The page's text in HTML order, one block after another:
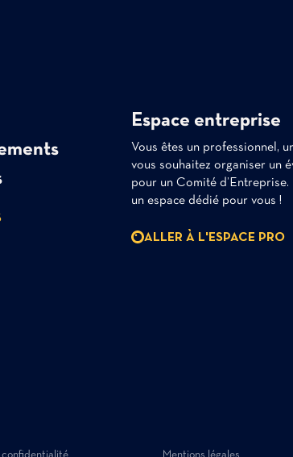
Espace entreprise
Vous êtes un professionnel,
vous souhaitez organiser un
pour un Comité d’Entreprise.
un espace dédié pour vous !
ALLER À L'ESPACE PRO
confidentialité Mentions légales